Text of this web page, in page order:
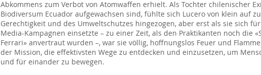
Abkommens zum Verbot von Atomwaffen erhielt. Als Tochter chilenischer
Biodiversum Ecuador aufgewachsen sind, fühlte sich Lucero von klein auf
Gerechtigkeit und des Umweltschutzes hingezogen, aber erst als sie sich
Media-Kampagnen einsetzte – zu einer Zeit, als den Praktikanten noch die
Ferrari» anvertraut wurden –, war sie völlig, hoffnungslos Feuer und
der Mission, die effektivsten Wege zu entdecken und einzusetzen, um
und für einander zu bewegen.